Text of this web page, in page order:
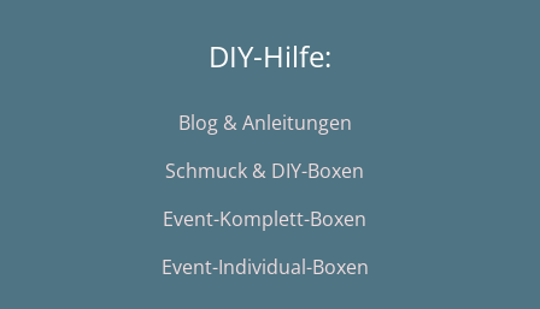
DIY-Hilfe:
Blog & Anleitungen
Schmuck & DIY-Boxen
Event-Komplett-Boxen
Event-Individual-Boxen